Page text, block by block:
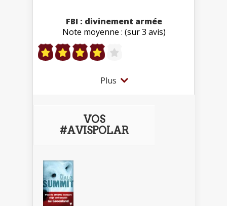
FBI : divinement armée
Note moyenne : (sur 3 avis)
Plus
VOS
#AVISPOLAR